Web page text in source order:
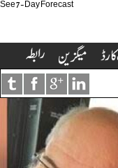
See 7-Day Forecast